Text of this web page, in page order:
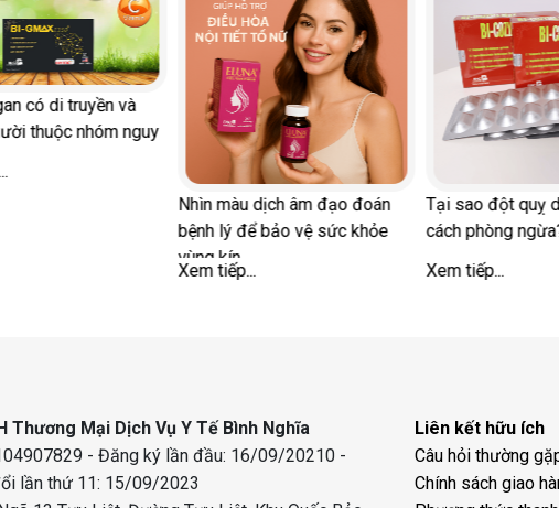
có di truyền và
thuộc nhóm nguy
Nhìn màu dịch âm đạo đoán
bệnh lý để bảo vệ sức khỏe
vùng kín
Xem tiếp...
Tại sao đột quỵ
cách phòng
Xem tiếp...
Thương Mại Dịch Vụ Y Tế Bình Nghĩa
- Đăng ký lần đầu: 16/09/20210 -
lần thứ 11: 15/09/2023
Liên kết hữu ích
Câu hỏi thường
Chính sách giao